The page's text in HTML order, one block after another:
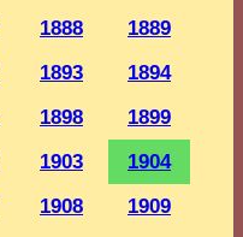
1888
1889
1893
1894
1898
1899
1903
1904
1908
1909